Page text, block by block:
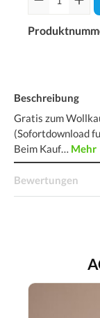
Beschreibung
Gratis zum
(Sofortdownload
Beim Kauf… Mehr
Bewertungen